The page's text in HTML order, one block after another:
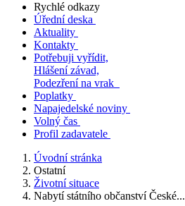
Rychlé odkazy
Úřední deska
Aktuality
Kontakty
Potřebuji vyřídit,
Hlášení závad,
Podezření na vrak
Poplatky
Napajedelské noviny
Volný čas
Profil zadavatele
Úvodní stránka
Ostatní
Životní situace
Nabytí státního občanství České...